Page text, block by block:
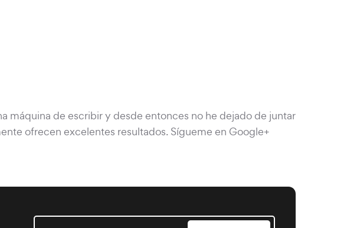
máquina de escribir y desde entonces no he dejado de juntar
ofrecen excelentes resultados. Sígueme en Google+